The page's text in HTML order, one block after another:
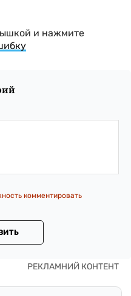
и нажмите
комментировать